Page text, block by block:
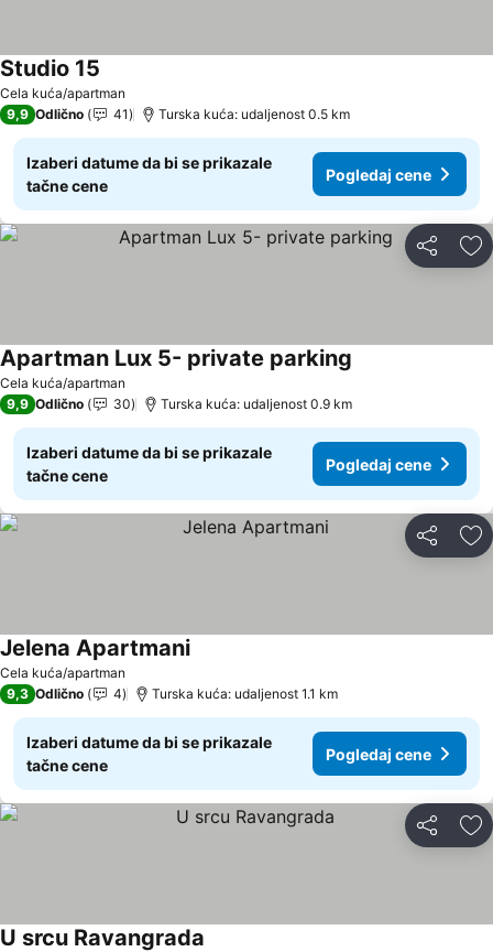
Cela kuća/apartman
Studio 15
9,9 Odlično 41 Turska kuća: udaljenost 0.5 km
Izaberi datume da bi se prikazale
tačne cene
Pogledaj cene
Deli
Cela kuća/apartman
Apartman Lux 5- private parking
9,9 Odlično 30 Turska kuća: udaljenost 0.9 km
Izaberi datume da bi se prikazale
tačne cene
Pogledaj cene
Deli
Cela kuća/apartman
Jelena Apartmani
9,3 Odlično 4 Turska kuća: udaljenost 1.1 km
Izaberi datume da bi se prikazale
tačne cene
Pogledaj cene
Deli
U srcu Ravangrada